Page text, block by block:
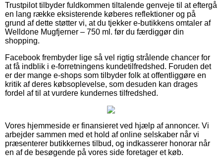
Trustpilot tilbyder fuldkommen tiltalende genveje til at eftergå
en lang række eksisterende køberes reflektioner og på
grund af dette støtter vi, at du tjekker e-butikkens omtaler af
Welldone Mugfjerner – 750 ml. før du færdiggør din
shopping.
Facebook frembyder lige så vel rigtig strålende chancer for
at få indblik i e-forretningens kundetilfredshed. Foruden det
er der mange e-shops som tilbyder folk at offentliggøre en
kritik af deres købsoplevelse, som desuden kan drages
fordel af til at vurdere kundernes tilfredshed.
Vores hjemmeside er finansieret ved hjælp af annoncer. Vi
arbejder sammen med et hold af online selskaber når vi
præsenterer butikkernes tilbud, og indkasserer honorar når
en af de besøgende på vores side foretager et køb.